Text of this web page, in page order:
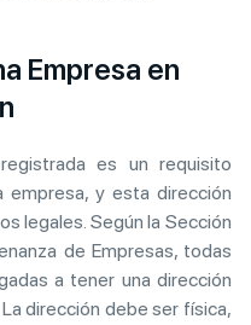
Empresa en
es un requisito
y esta dirección
legales. Según la Sección
de Empresas, todas
a tener una dirección
dirección debe ser física,